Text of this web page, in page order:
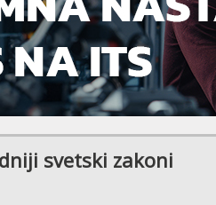
svetski zakoni